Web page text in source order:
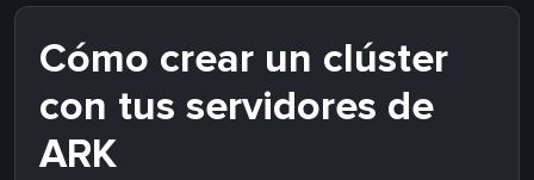
Cómo crear un clúster
con tus servidores de
ARK